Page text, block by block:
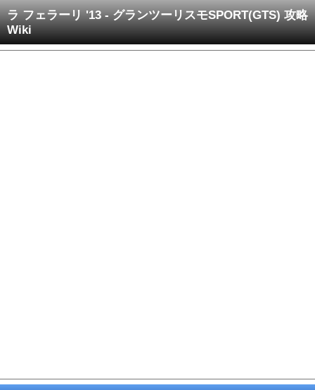
ラ フェラーリ '13 - グランツーリスモSPORT(GTS) 攻略
Wiki